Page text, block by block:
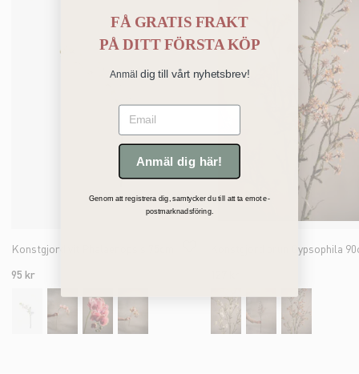
Konstgjord vit Phalaenopsis 75cm
95 kr
Konstgjord brun Gypsophila
FÅ GRATIS FRAKT
PÅDITT FÖRSTA KÖP
Anmäl dig till vårt nyhetsbrev!
Email
Anmäl dig här!
Genom att registrera dig, samtycker du till att ta emot e-
postmarknadsföring.